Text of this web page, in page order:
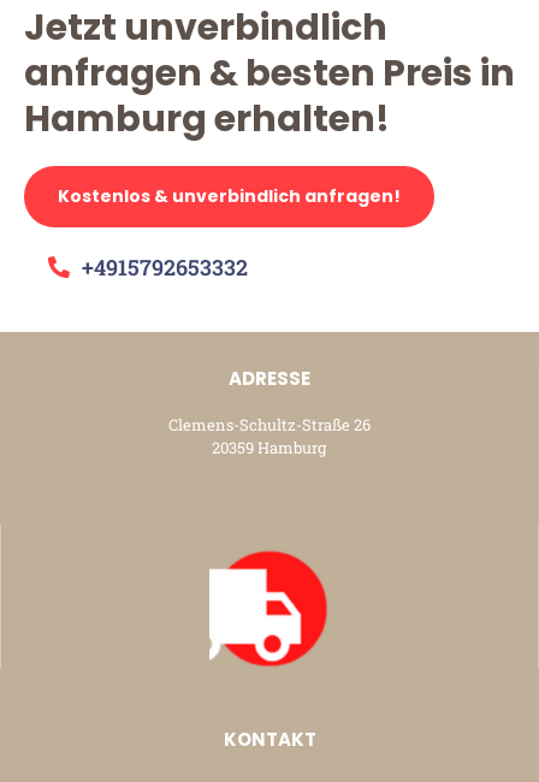
Jetzt unverbindlich
anfragen & besten Preis in
Hamburg erhalten!
Kostenlos & unverbindlich anfragen!
+4915792653332
ADRESSE
Clemens-Schultz-Straße 26
20359 Hamburg
KONTAKT